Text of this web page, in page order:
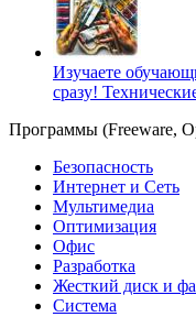
Изучаете
сразу!
Программы (Freeware,
Безопасность
Интернет и Сеть
Мультимедиа
Оптимизация
Офис
Разработка
Жесткий диск и
Система